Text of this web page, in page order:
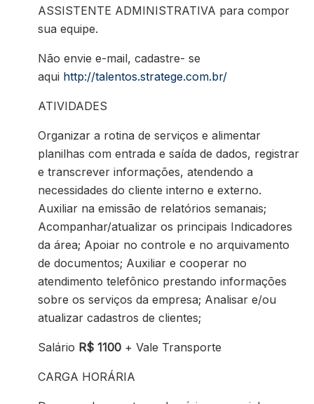
ASSISTENTE ADMINISTRATIVA para compor
sua equipe.
Não envie e-mail, cadastre- se
aqui http://talentos.stratege.com.br/
ATIVIDADES
Organizar a rotina de serviços e alimentar
planilhas com entrada e saída de dados, registrar
e transcrever informações, atendendo a
necessidades do cliente interno e externo.
Auxiliar na emissão de relatórios semanais;
Acompanhar/atualizar os principais Indicadores
da área; Apoiar no controle e no arquivamento
de documentos; Auxiliar e cooperar no
atendimento telefônico prestando informações
sobre os serviços da empresa; Analisar e/ou
atualizar cadastros de clientes;
Salário R$ 1100 + Vale Transporte
CARGA HORÁRIA